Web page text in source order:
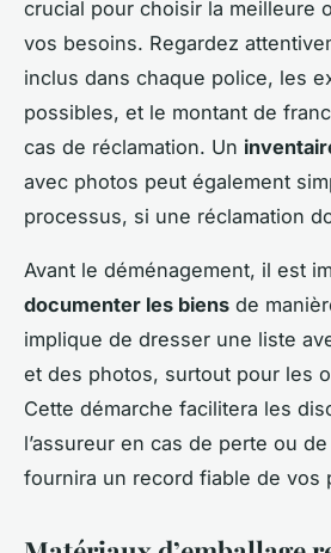
crucial pour choisir la meilleure
vos besoins. Regardez
inclus dans chaque police, les
possibles, et le montant de
cas de réclamation. Un
avec photos peut également
processus, si une réclamation
Avant le déménagement, il est
documenter les biens de
implique de dresser une liste
et des photos, surtout pour les
Cette démarche facilitera les
l’assureur en cas de perte ou
fournira un record fiable de vos